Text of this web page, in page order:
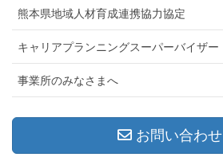
熊本県地域人材育成連携協力協定
キャリアプランニングスーパーバイザー
事業所のみなさまへ
お問い合わせ